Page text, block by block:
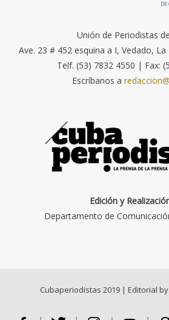
Unión de Periodistas
Ave. 23 # 452 esquina a I, Vedado, La
Telf. (53) 7832 4550 | Fax:
Escríbanos a
Edición y
Departamento de
Cubaperiodistas 2019 | Editorial by